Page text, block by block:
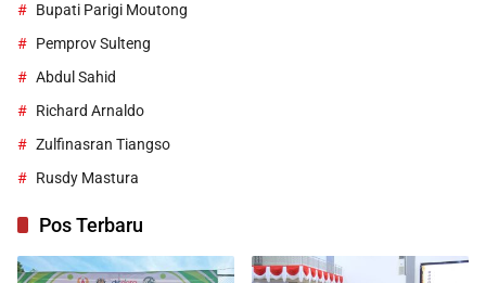
Bupati Parigi Moutong
Pemprov Sulteng
Abdul Sahid
Richard Arnaldo
Zulfinasran Tiangso
Rusdy Mastura
Pos Terbaru